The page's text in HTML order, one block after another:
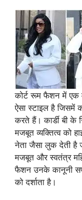
कोर्ट रूम फैशन में एक
ऐसा स्टाइल है जिसमें
करते हैं। कार्डी बी
मजबूत व्यक्तित्व को
नेता जैसा लुक देती है
मजबूत और स्वतंत्र
फैशन उनके कानूनी
को दर्शाता है।